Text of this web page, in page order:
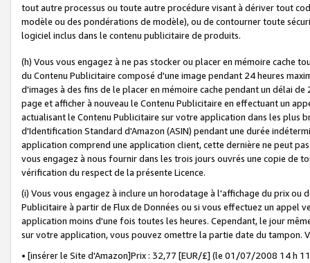
tout autre processus ou toute autre procédure visant à dériver tout
modèle ou des pondérations de modèle), ou de contourner toute
logiciel inclus dans le contenu publicitaire de produits.
(h) Vous vous engagez à ne pas stocker ou placer en mémoire cache
du Contenu Publicitaire composé d'une image pendant 24 heures
d'images à des fins de le placer en mémoire cache pendant un délai
page et afficher à nouveau le Contenu Publicitaire en effectuant un
actualisant le Contenu Publicitaire sur votre application dans les plus
d'Identification Standard d'Amazon (ASIN) pendant une durée
application comprend une application client, cette dernière ne peut
vous engagez à nous fournir dans les trois jours ouvrés une copie de
vérification du respect de la présente Licence.
(i) Vous vous engagez à inclure un horodatage à l'affichage du prix
Publicitaire à partir de Flux de Données ou si vous effectuez un appel
application moins d'une fois toutes les heures. Cependant, le jour
sur votre application, vous pouvez omettre la partie date du tampon.
• [insérer le Site d'Amazon]Prix : 32,77 [EUR/£] (le 01/07/2008 14 h